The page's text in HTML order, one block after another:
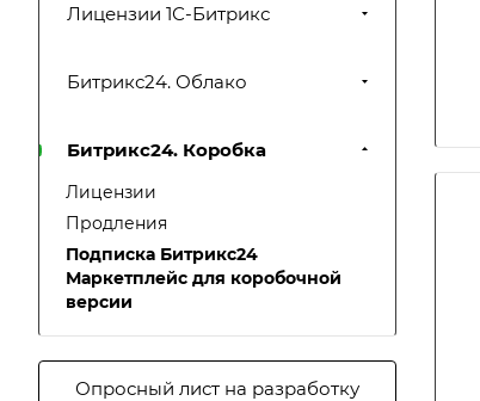
Лицензии 1С-Битрикс
Битрикс24. Облако
Битрикс24. Коробка
Лицензии
Продления
Подписка Битрикс24
Маркетплейс для коробочной
версии
Опросный лист на разработку